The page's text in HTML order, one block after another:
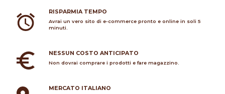
RISPARMIA TEMPO
Avrai un vero sito di e-commerce pronto e online in soli 5
minuti.
NESSUN COSTO ANTICIPATO
Non dovrai comprare i prodotti e fare magazzino.
MERCATO ITALIANO